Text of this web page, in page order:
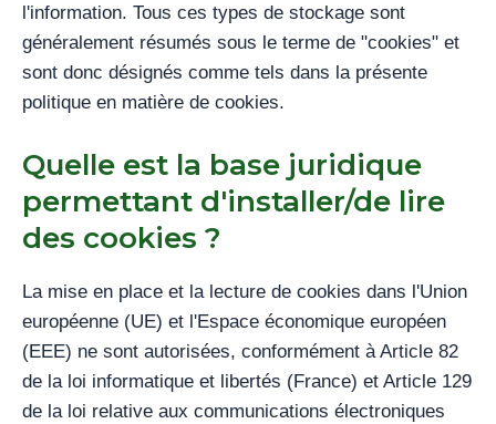
l'information. Tous ces types de stockage sont
généralement résumés sous le terme de "cookies" et
sont donc désignés comme tels dans la présente
politique en matière de cookies.
Quelle est la base juridique
permettant d'installer/de lire
des cookies ?
La mise en place et la lecture de cookies dans l'Union
européenne (UE) et l'Espace économique européen
(EEE) ne sont autorisées, conformément à Article 82
de la loi informatique et libertés (France) et Article 129
de la loi relative aux communications électroniques